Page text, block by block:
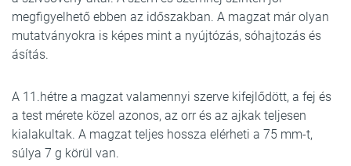
megfigyelhető ebben az időszakban. A magzat már olyan
mutatványokra is képes mint a nyújtózás, sóhajtozás és
ásítás.
A 11.hétre a magzat valamennyi szerve kifejlődött, a fej és
a test mérete közel azonos, az orr és az ajkak teljesen
kialakultak. A magzat teljes hossza elérheti a 75 mm-t,
súlya 7 g körül van.